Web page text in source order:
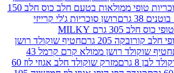
סוכריות טופי ממולאות בטעם חלב כוס חלב 150
רושן סוכריות ג'לי קרייזי
סוכריות טופי כוס חלב 305 גרם MILKY
גרם
חטיף שוקולד רושן
חטיף שוקולד רושן ממולא קרם קרמל 43
מזרק שוקולד חלב אגוזי לוז 60